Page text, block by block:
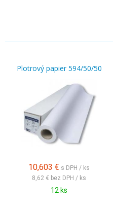
Plotrový papier 594/50/50
10,603 € s DPH / ks
8,62 € bez DPH / ks
12 ks